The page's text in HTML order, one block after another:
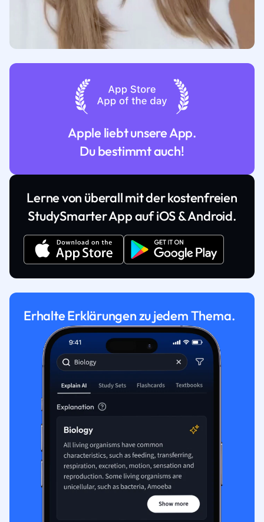
Apple liebt unsere App.
Du bestimmt auch!
Lerne von überall mit der kostenfreien
StudySmarter App auf iOS & Android.
Erhalte Erklärungen zu jedem Thema.